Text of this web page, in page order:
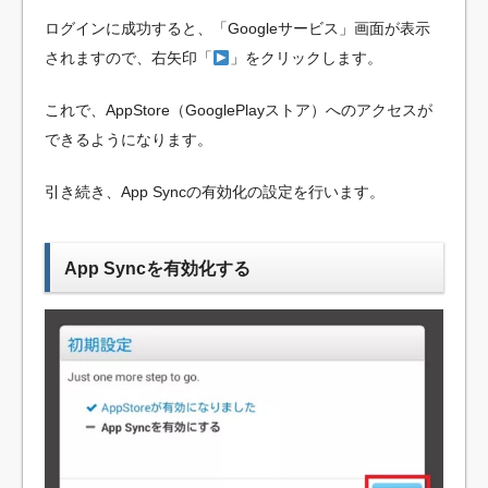
ログインに成功すると、「Googleサービス」画面が表示
されますので、右矢印「
」をクリックします。
これで、AppStore（GooglePlayストア）へのアクセスが
できるようになります。
引き続き、App Syncの有効化の設定を行います。
App Syncを有効化する